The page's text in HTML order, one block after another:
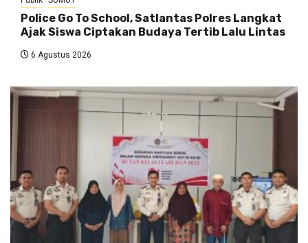
Police Go To School, Satlantas Polres Langkat
Ajak Siswa Ciptakan Budaya Tertib Lalu Lintas
6 Agustus 2026